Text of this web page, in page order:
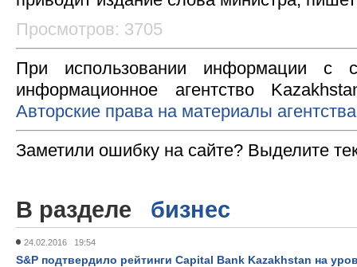
Просмотров: 3705
При использовании информации с
информационное агентство
Авторские права на материалы
Заметили ошибку на сайте? Выделите
В разделе бизнес
24.02.2016 19:54
S&P подтвердило рейтинги Capital Bank Kazakhstan на